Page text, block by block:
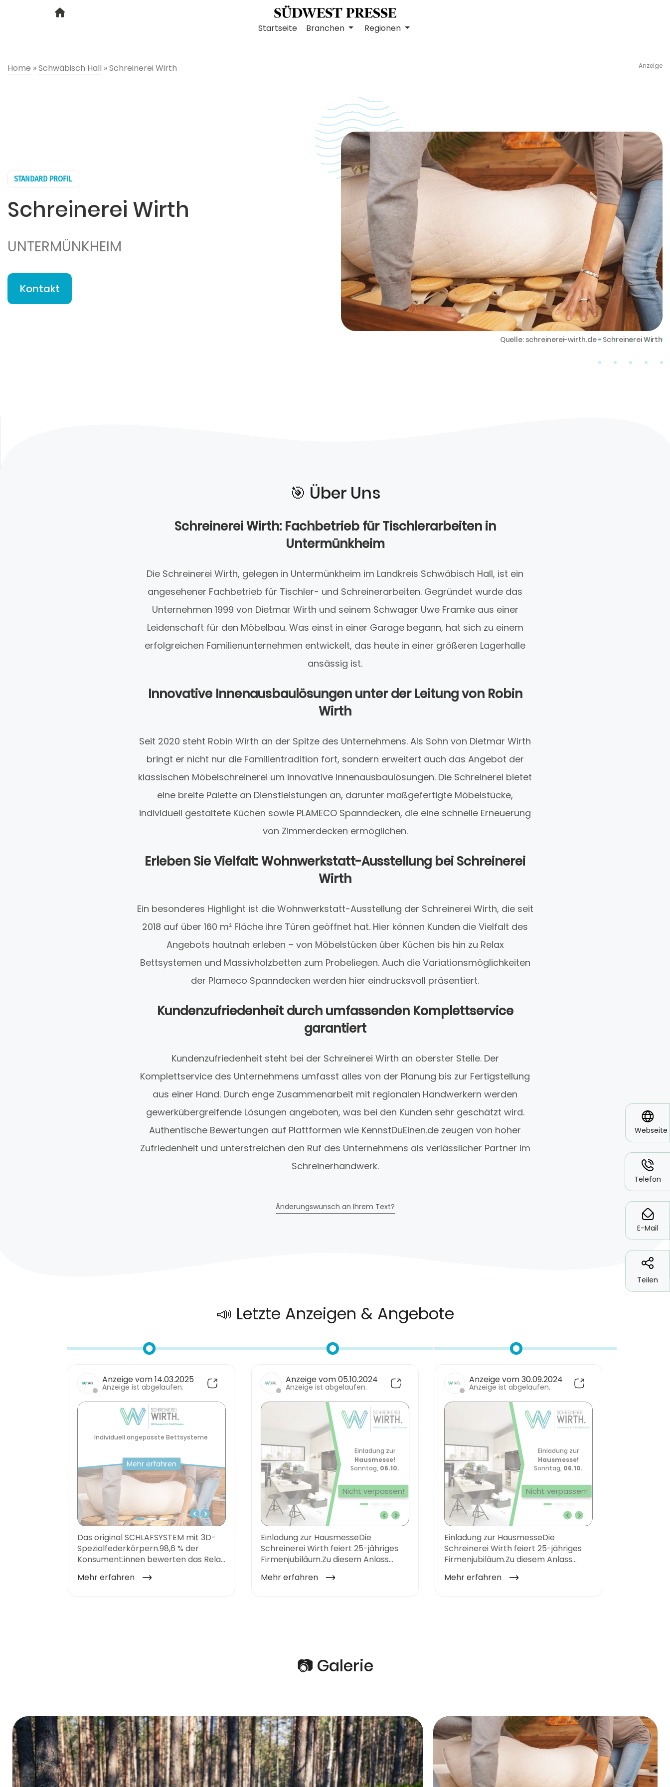
Startseite Branchen Regionen
Home »Schwäbisch Hall »Schreinerei Wirth Anzeige
Webseite
Telefon
E-Mail
Teilen
STANDARD PROFIL
Schreinerei Wirth
UNTERMÜNKHEIM
Kontakt
Quelle: schreinerei-wirth.de - Schreinerei Wirth
🎯️ Über Uns
Schreinerei Wirth: Fachbetrieb für Tischlerarbeiten in
Untermünkheim
Die Schreinerei Wirth, gelegen in Untermünkheim im Landkreis Schwäbisch Hall, ist ein
angesehener Fachbetrieb für Tischler- und Schreinerarbeiten. Gegründet wurde das
Unternehmen 1999 von Dietmar Wirth und seinem Schwager Uwe Framke aus einer
Leidenschaft für den Möbelbau. Was einst in einer Garage begann, hat sich zu einem
erfolgreichen Familienunternehmen entwickelt, das heute in einer größeren Lagerhalle
ansässig ist.
Innovative Innenausbaulösungen unter der Leitung von Robin
Wirth
Seit 2020 steht Robin Wirth an der Spitze des Unternehmens. Als Sohn von Dietmar Wirth
bringt er nicht nur die Familientradition fort, sondern erweitert auch das Angebot der
klassischen Möbelschreinerei um innovative Innenausbaulösungen. Die Schreinerei bietet
eine breite Palette an Dienstleistungen an, darunter maßgefertigte Möbelstücke,
individuell gestaltete Küchen sowie PLAMECO Spanndecken, die eine schnelle Erneuerung
von Zimmerdecken ermöglichen.
Erleben Sie Vielfalt: Wohnwerkstatt-Ausstellung bei Schreinerei
Wirth
Ein besonderes Highlight ist die Wohnwerkstatt-Ausstellung der Schreinerei Wirth, die seit
2018 auf über 160 m² Fläche ihre Türen geöffnet hat. Hier können Kunden die Vielfalt des
Angebots hautnah erleben – von Möbelstücken über Küchen bis hin zu Relax
Bettsystemen und Massivholzbetten zum Probeliegen. Auch die Variationsmöglichkeiten
der Plameco Spanndecken werden hier eindrucksvoll präsentiert.
Kundenzufriedenheit durch umfassenden Komplettservice
garantiert
Kundenzufriedenheit steht bei der Schreinerei Wirth an oberster Stelle. Der
Komplettservice des Unternehmens umfasst alles von der Planung bis zur Fertigstellung
aus einer Hand. Durch enge Zusammenarbeit mit regionalen Handwerkern werden
gewerkübergreifende Lösungen angeboten, was bei den Kunden sehr geschätzt wird.
Authentische Bewertungen auf Plattformen wie KennstDuEinen.de zeugen von hoher
Zufriedenheit und unterstreichen den Ruf des Unternehmens als verlässlicher Partner im
Schreinerhandwerk.
Änderungswunsch an Ihrem Text?
📷 Galerie